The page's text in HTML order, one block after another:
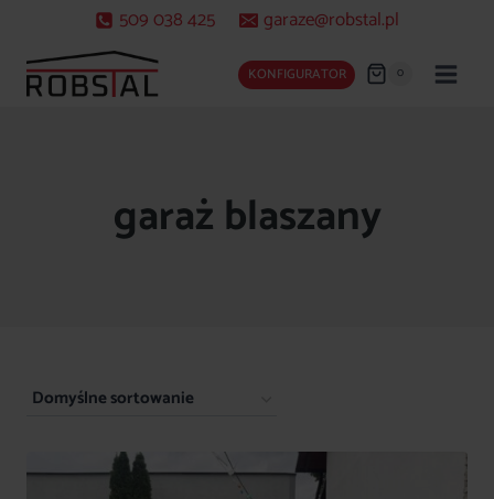
treści
509 038 425 garaze@robstal.pl
KONFIGURATOR 0
garaż blaszany